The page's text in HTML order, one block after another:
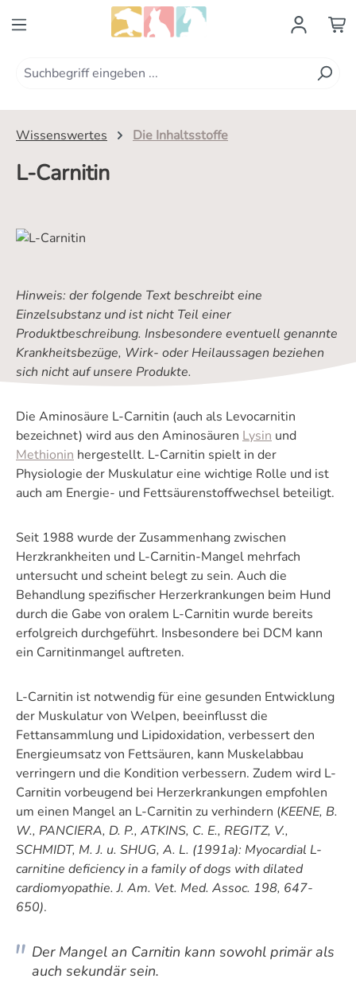
Zum Hauptinhalt springen
Wissenswertes Die Inhaltsstoffe
L-Carnitin
Hinweis: der folgende Text beschreibt eine
Einzelsubstanz und ist nicht Teil einer
Produktbeschreibung. Insbesondere eventuell genannte
Krankheitsbezüge, Wirk- oder Heilaussagen beziehen
sich nicht auf unsere Produkte.
Die Aminosäure L-Carnitin (auch als Levocarnitin
bezeichnet) wird aus den Aminosäuren Lysin und
Methionin hergestellt. L-Carnitin spielt in der
Physiologie der Muskulatur eine wichtige Rolle und ist
auch am Energie- und Fettsäurenstoffwechsel beteiligt.
Seit 1988 wurde der Zusammenhang zwischen
Herzkrankheiten und L-Carnitin-Mangel mehrfach
untersucht und scheint belegt zu sein. Auch die
Behandlung spezifischer Herzerkrankungen beim Hund
durch die Gabe von oralem L-Carnitin wurde bereits
erfolgreich durchgeführt. Insbesondere bei DCM kann
ein Carnitinmangel auftreten.
L-Carnitin ist notwendig für eine gesunden Entwicklung
der Muskulatur von Welpen, beeinflusst die
Fettansammlung und Lipidoxidation, verbessert den
Energieumsatz von Fettsäuren, kann Muskelabbau
verringern und die Kondition verbessern. Zudem wird L-
Carnitin vorbeugend bei Herzerkrankungen empfohlen
um einen Mangel an L-Carnitin zu verhindern (KEENE, B.
W., PANCIERA, D. P., ATKINS, C. E., REGITZ, V.,
SCHMIDT, M. J. u. SHUG, A. L. (1991a): Myocardial L-
carnitine deficiency in a family of dogs with dilated
cardiomyopathie. J. Am. Vet. Med. Assoc. 198, 647-
650).
Der Mangel an Carnitin kann sowohl primär als
auch sekundär sein.